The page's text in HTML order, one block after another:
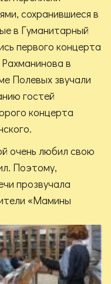
сохранившиеся в
в Гуманитарный
первого концерта
в
Полевых звучали
гостей
концерта
очень любил свою
Поэтому,
прозвучала
«Мамины